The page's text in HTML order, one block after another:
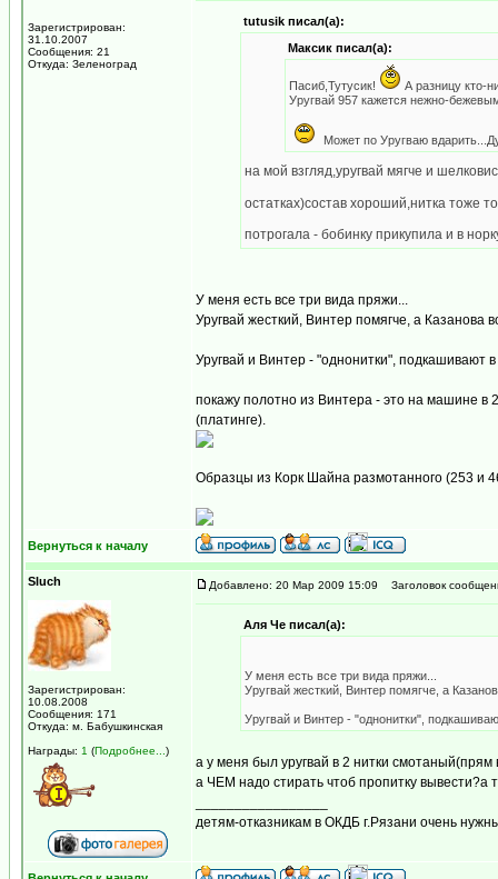
Зарегистрирован:
31.10.2007
Сообщения: 21
Откуда: Зеленоград
tutusik писал(а):
Максик писал(а):
Пасиб,Тутусик!
А разницу кто-
Уругвай 957 кажется нежно-
Может по Уругваю
на мой взгляд,уругвай мягче и
остатках)состав хороший,нитка тоже
потрогала - бобинку прикупила и в
У меня есть все три вида пряжи...
Уругвай жесткий, Винтер помягче, а Казанова
Уругвай и Винтер - "однонитки", подкашивают
покажу полотно из Винтера - это на машине в
(платинге).
Образцы из Корк Шайна размотанного (253 и
Вернуться к началу
Sluch
Зарегистрирован:
10.08.2008
Сообщения: 171
Откуда: м. Бабушкинская
Награды: 1 (Подробнее... )
Добавлено: 20 Мар 2009 15:09 Заголовок
Аля Че писал(а):
У меня есть все три вида пряжи...
Уругвай жесткий, Винтер помягче, а
Уругвай и Винтер - "однонитки",
а у меня был уругвай в 2 нитки смотаный(прям
а ЧЕМ надо стирать чтоб пропитку вывести?а
детям-отказникам в ОКДБ г.Рязани очень